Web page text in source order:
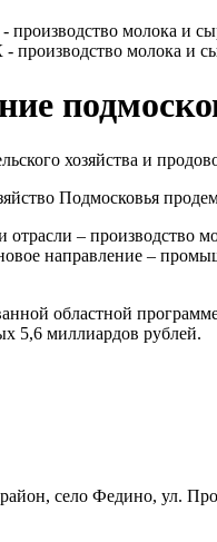
молока и
хозяйства и
Подмосковья
отрасли –
направление –
областной
5,6 миллиардов рублей.
село Федино, ул.